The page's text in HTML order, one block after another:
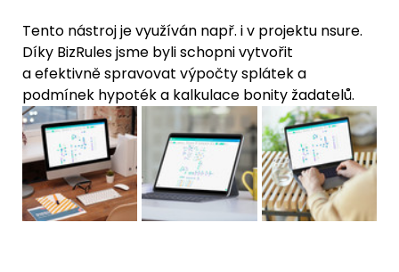
Tento nástroj je využíván např. i v projektu nsure.
Díky BizRules jsme byli schopni vytvořit
a efektivně spravovat výpočty splátek a
podmínek hypoték a kalkulace bonity žadatelů.